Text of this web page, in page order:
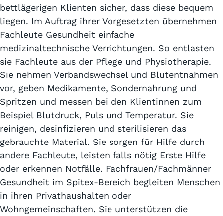
bettlägerigen Klienten sicher, dass diese bequem
liegen. Im Auftrag ihrer Vorgesetzten übernehmen
Fachleute Gesundheit einfache
medizinaltechnische Verrichtungen. So entlasten
sie Fachleute aus der Pflege und Physiotherapie.
Sie nehmen Verbandswechsel und Blutentnahmen
vor, geben Medikamente, Sondernahrung und
Spritzen und messen bei den Klientinnen zum
Beispiel Blutdruck, Puls und Temperatur. Sie
reinigen, desinfizieren und sterilisieren das
gebrauchte Material. Sie sorgen für Hilfe durch
andere Fachleute, leisten falls nötig Erste Hilfe
oder erkennen Notfälle. Fachfrauen/Fachmänner
Gesundheit im Spitex-Bereich begleiten Menschen
in ihren Privathaushalten oder
Wohngemeinschaften. Sie unterstützen die